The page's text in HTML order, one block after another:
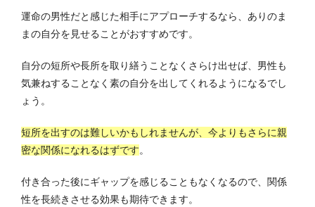
運命の男性だと感じた相手にアプローチするなら、ありのま
まの自分を見せることがおすすめです。
自分の短所や長所を取り繕うことなくさらけ出せば、男性も
気兼ねすることなく素の自分を出してくれるようになるでし
ょう。
短所を出すのは難しいかもしれませんが、今よりもさらに親
密な関係になれるはずです。
付き合った後にギャップを感じることもなくなるので、関係
性を長続きさせる効果も期待できます。